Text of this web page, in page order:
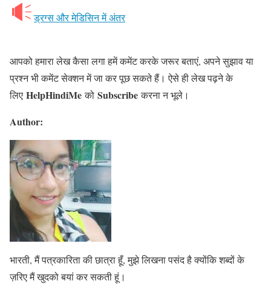
ड्रग्स और मेडिसिन में अंतर
आपको हमारा लेख कैसा लगा हमें कमेंट करके जरूर बताएं, अपने सुझाव या
प्रश्न भी कमेंट सेक्शन में जा कर पूछ सकते हैं। ऐसे ही लेख पढ़ने के
लिए HelpHindiMeको Subscribeकरना न भूले।
Author:
भारती, मैं पत्रकारिता की छात्रा हूँ, मुझे लिखना पसंद है क्योंकि शब्दों के
ज़रिए मैं खुदको बयां कर सकती हूं।